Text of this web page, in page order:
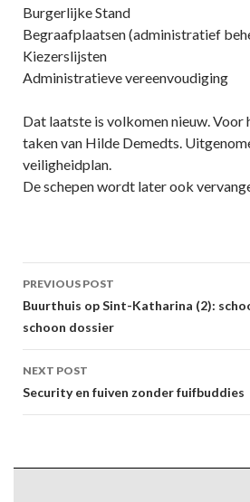
Burgerlijke Stand
Begraafplaatsen (administratief
Kiezerslijsten
Administratieve vereenvoudiging
Dat laatste is volkomen nieuw.
taken van Hilde Demedts.
veiligheidplan.
De schepen wordt later ook
Post
navigation
PREVIOUS POST
Buurthuis op Sint-Katharina (2):
schoon dossier
NEXT POST
Security en fuiven zonder fuifbuddies